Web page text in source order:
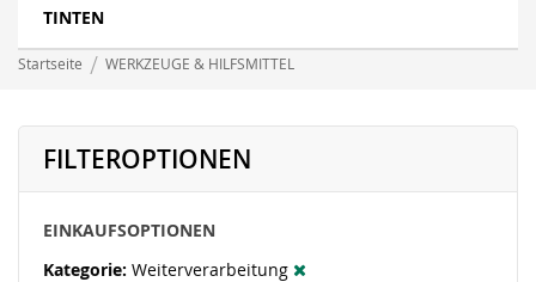
TINTEN
Startseite WERKZEUGE & HILFSMITTEL
FILTEROPTIONEN
EINKAUFSOPTIONEN
Kategorie Weiterverarbeitung